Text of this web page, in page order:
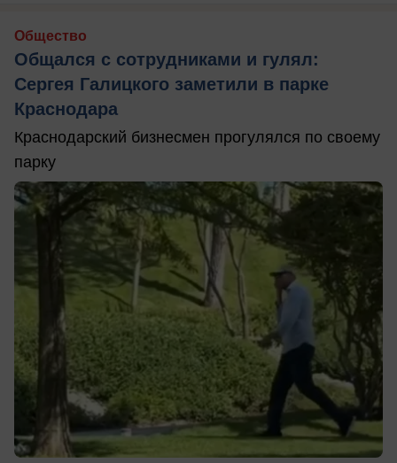
Общество
Общался с сотрудниками и гулял:
Сергея Галицкого заметили в парке
Краснодара
Краснодарский бизнесмен прогулялся по своему
парку